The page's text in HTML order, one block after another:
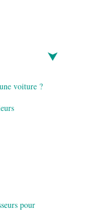
voiture ?
pour